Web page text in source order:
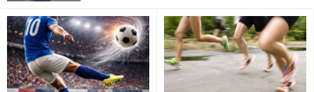
このようなケースは株式取引のルールとしてアリだと思
いますか？ナシだと思いますか？